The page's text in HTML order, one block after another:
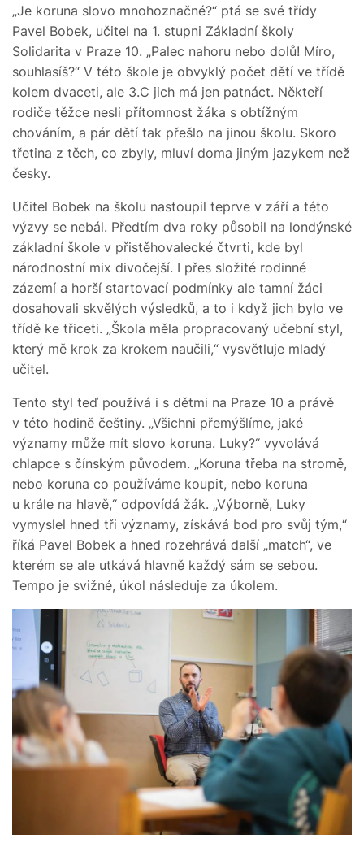
„Je koruna slovo mnohoznačné?“ ptá se své třídy
Pavel Bobek, učitel na 1. stupni Základní školy
Solidarita v Praze 10. „Palec nahoru nebo dolů! Míro,
souhlasíš?“ V této škole je obvyklý počet dětí ve třídě
kolem dvaceti, ale 3.C jich má jen patnáct. Někteří
rodiče těžce nesli přítomnost žáka s obtížným
chováním, a pár dětí tak přešlo na jinou školu. Skoro
třetina z těch, co zbyly, mluví doma jiným jazykem než
česky.
Učitel Bobek na školu nastoupil teprve v září a této
výzvy se nebál. Předtím dva roky působil na londýnské
základní škole v přistěhovalecké čtvrti, kde byl
národnostní mix divočejší. I přes složité rodinné
zázemí a horší startovací podmínky ale tamní žáci
dosahovali skvělých výsledků, a to i když jich bylo ve
třídě ke třiceti. „Škola měla propracovaný učební styl,
který mě krok za krokem naučili,“ vysvětluje mladý
učitel.
Tento styl teď používá i s dětmi na Praze 10 a právě
v této hodině češtiny. „Všichni přemýšlíme, jaké
významy může mít slovo koruna. Luky?“ vyvolává
chlapce s čínským původem. „Koruna třeba na stromě,
nebo koruna co používáme koupit, nebo koruna
u krále na hlavě,“ odpovídá žák. „Výborně, Luky
vymyslel hned tři významy, získává bod pro svůj tým,“
říká Pavel Bobek a hned rozehrává další „match“, ve
kterém se ale utkává hlavně každý sám se sebou.
Tempo je svižné, úkol následuje za úkolem.